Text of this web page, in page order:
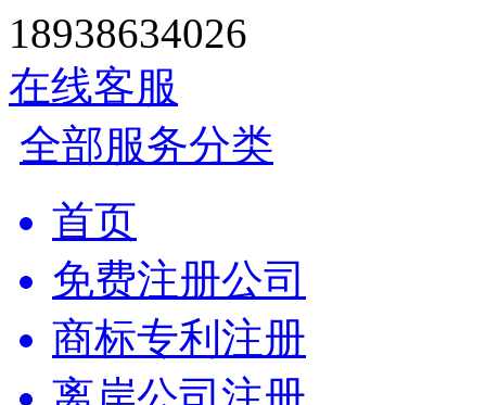
18938634026
在线客服
全部服务分类
首页
免费注册公司
商标专利注册